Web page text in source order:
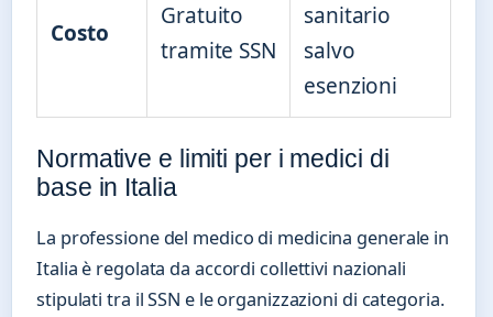
Costo
Gratuito
tramite SSN
sanitario
salvo
esenzioni
Normative e limiti per i medici di
base in Italia
La professione del medico di medicina generale in
Italia è regolata da accordi collettivi nazionali
stipulati tra il SSN e le organizzazioni di categoria.